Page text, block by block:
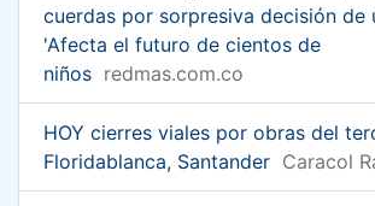
cuerdas por sorpresiva decisión de
'Afecta el futuro de cientos de
niños redmas.com.co
HOY cierres viales por obras del
Floridablanca, Santander Caracol